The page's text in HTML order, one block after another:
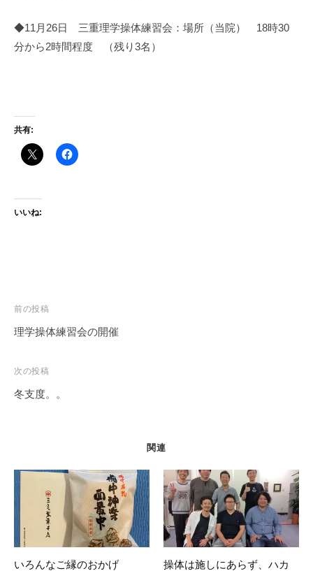
◆11月26日 三重理学操体練習会：場所（当院） 18時30
分から2時間程度 （残り3名）
共有:
いいね:
投
稿
ビ
ゲ
ン
前の投稿
理学操体練習会の開催
次の投稿
冬支度。。
関連
いろんなご縁のおかげ
操体は施しにあらず、ハカ